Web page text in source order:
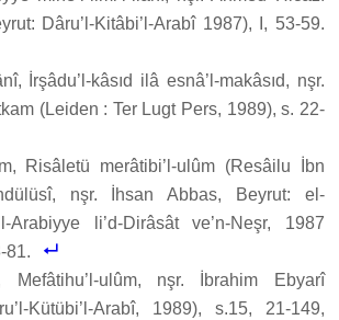
Dâru’l-Kitâbi’l-Arabî 1987), I, 53-59.
İrşâdu’l-kâsıd ilâ esnâ’l-makâsıd, nşr.
(Leiden : Ter Lugt Pers, 1989), s. 22-
Risâletü merâtibi’l-ulûm (Resâilu İbn
nşr. İhsan Abbas, Beyrut: el-
Arabiyye li’d-Dirâsât ve’n-Neşr, 1987
81.
Mefâtihu’l-ulûm, nşr. İbrahim Ebyarî
Kütübi’l-Arabî, 1989), s.15, 21-149,